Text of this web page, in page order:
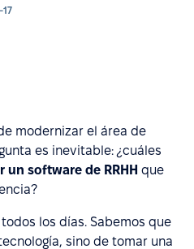
modernizar el área de
es inevitable: ¿cuáles
un software de RRHH que
los días. Sabemos que
sino de tomar una